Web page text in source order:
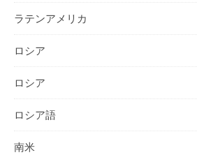
ラテンアメリカ
ロシア
ロシア
ロシア語
南米